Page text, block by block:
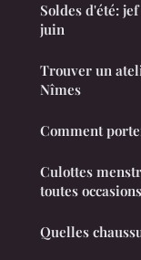
Soldes d'été:
juin
Trouver un
Nîmes
Comment
Culottes
toutes occasions
Quelles